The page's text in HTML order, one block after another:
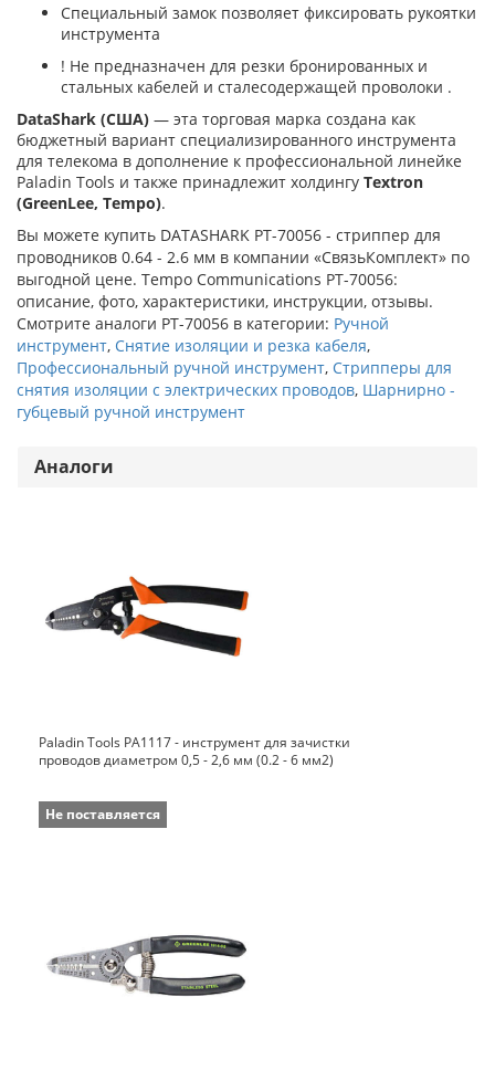
Специальный замок позволяет фиксировать рукоятки
инструмента
! Не предназначен для резки бронированных и
стальных кабелей и сталесодержащей проволоки .
DataShark (США) — эта торговая марка создана как
бюджетный вариант специализированного инструмента
для телекома в дополнение к профессиональной линейке
Paladin Tools и также принадлежит холдингу Textron
(GreenLee, Tempo).
Вы можете купить DATASHARK PT-70056 - стриппер для
проводников 0.64 - 2.6 мм в компании «СвязьКомплект» по
выгодной цене. Tempo Communications PT-70056:
описание, фото, характеристики, инструкции, отзывы.
Смотрите аналоги PT-70056 в категории: Ручной
инструмент, Снятие изоляции и резка кабеля,
Профессиональный ручной инструмент, Стрипперы для
снятия изоляции с электрических проводов, Шарнирно -
губцевый ручной инструмент
Аналоги
Paladin Tools PA1117 - инструмент для зачистки
проводов диаметром 0,5 - 2,6 мм (0.2 - 6 мм2)
Не поставляется